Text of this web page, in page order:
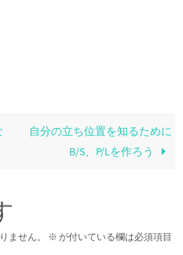
自分の立ち位置を知るために
B/S、P/Lを作ろう
ません。 ※ が付いている欄は必須項目